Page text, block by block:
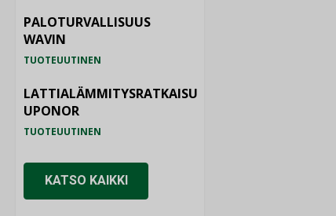
PALOTURVALLISUUS
WAVIN
TUOTEUUTINEN
LATTIALÄMMITYSRATKAISU
UPONOR
TUOTEUUTINEN
KATSO KAIKKI